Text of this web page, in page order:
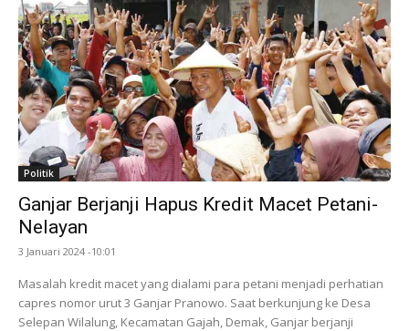
Politik
Ganjar Berjanji Hapus Kredit Macet Petani-
Nelayan
3 Januari 2024 -10:01
Masalah kredit macet yang dialami para petani menjadi perhatian
capres nomor urut 3 Ganjar Pranowo. Saat berkunjung ke Desa
Selepan Wilalung, Kecamatan Gajah, Demak, Ganjar berjanji